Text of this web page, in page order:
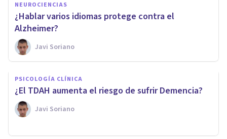
NEUROCIENCIAS
¿Hablar varios idiomas protege contra el
Alzheimer?
Javi Soriano
PSICOLOGÍA CLÍNICA
¿El TDAH aumenta el riesgo de sufrir Demencia?
Javi Soriano
​Neurogastronomía: comer con
el paladar, un acto del cerebro